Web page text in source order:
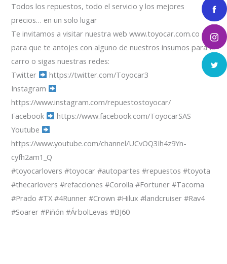
Todos los repuestos, todo el servicio y los mejores
precios… en un solo lugar
Te invitamos a visitar nuestra web www.toyocar.com.co
para que te antojes con alguno de nuestros insumos para el
carro o sigas nuestras redes:
Twitter
https://twitter.com/Toyocar3
Instagram
https://www.instagram.com/repuestostoyocar/
Facebook
https://www.facebook.com/ToyocarSAS
Youtube
https://www.youtube.com/channel/UCvOQ3Ih4z9Yn-
cyfh2am1_Q
#toyocarlovers #toyocar #autopartes #repuestos #toyota
#thecarlovers #refacciones #Corolla #Fortuner #Tacoma
#Prado #TX #4Runner #Crown #Hilux #landcruiser #Rav4
#Soarer #Piñón #ÁrbolLevas #BJ60